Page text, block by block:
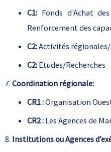
C1: Fonds d'Achat
Renforcement des
C2:Activités
C2: Etudes/Recherches
Coordination régionale:
CR1 :Organisation
CR2 : Les Agences de
Institutions ou Agences